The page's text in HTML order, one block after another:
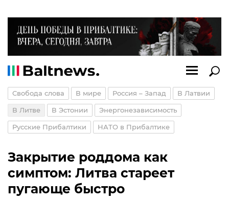
Свобода слова В мире Россия – Запад В Латвии
В Литве В Эстонии Энергонезависимость
Русские Прибалтики НАТО в Прибалтике
Закрытие роддома как
симптом: Литва стареет
пугающе быстро